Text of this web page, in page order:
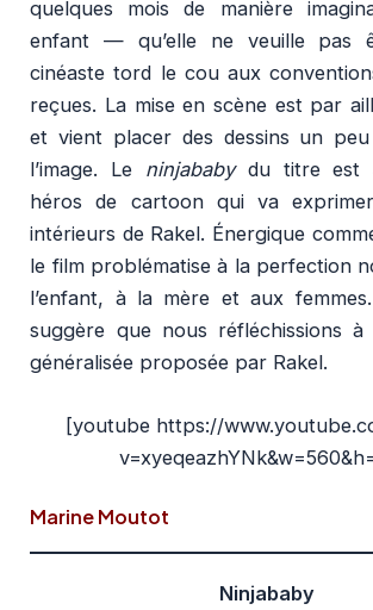
quelques mois de manière
enfant — qu’elle ne veuille pas
cinéaste tord le cou aux
reçues. La mise en scène est par
et vient placer des dessins un
l’image. Le ninjababydu titre est
héros de cartoon qui va
intérieurs de Rakel. Énergique
le film problématise à la perfection
l’enfant, à la mère et aux
suggère que nous réfléchissions à
généralisée proposée par Rakel.
[youtube https://
Marine Moutot
Ninjababy